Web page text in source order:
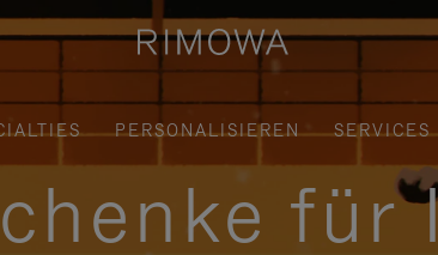
PERSONALISIEREN SERVICES
für